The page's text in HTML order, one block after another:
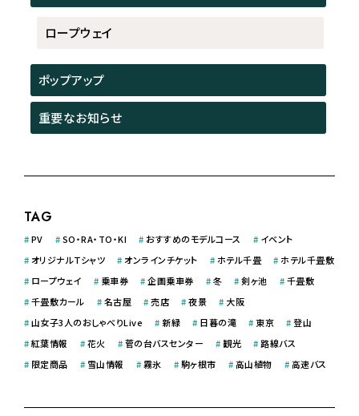
ロープウェイ
ポップアップ
重要なお知らせ
TAG
#PV #SO・RA・TO・KI #おすすめのモデルコース # イベント
# オリジナルＴシャツ # オンラインチケット # ホテル千畳 # ホテル千畳敷
# ロープウェイ # 乗車券 #企画乗車券 #冬 #剣ヶ池 #千畳敷
#千畳敷カール #名古屋 #売店 #夜景 # 大阪
#山女子3人のおしゃべりLive #新緑 # 日暮の滝 #東京 #登山
#紅葉情報 #花火 #菅の台バスセンター # 観光 #路線バス
# 限定商品 # 雪山情報 #霧氷 #駒ヶ根市 #高山植物 #高速バス